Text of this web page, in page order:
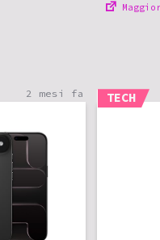
2 mesi fa TECH